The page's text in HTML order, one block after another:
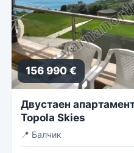
156 990 €
Двустаен
Topola Skies
📍 Балчик